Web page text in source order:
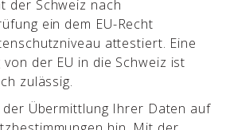
der Schweiz nach
ein dem EU-Recht
attestiert. Eine
der EU in die Schweiz ist
zulässig.
der Übermittlung Ihrer Daten auf